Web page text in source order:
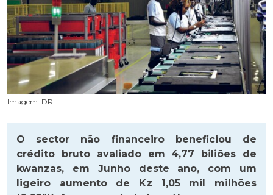
Imagem: DR
O sector não financeiro beneficiou de
crédito bruto avaliado em 4,77 biliões de
kwanzas, em Junho deste ano, com um
ligeiro aumento de Kz 1,05 mil milhões